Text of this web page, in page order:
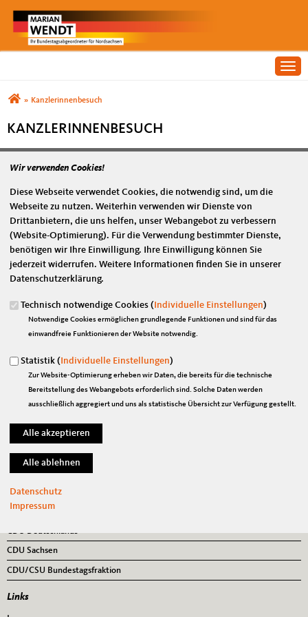
Sie sind hier
» Kanzlerinnenbesuch
KANZLERINNENBESUCH
Originales Bild downloaden
« Zurück zur Galerie
Element 40 von 44
‹ Vorherige|Weiter »
Fußbereich
Anschrift
Platz der Republik 1
11011 Berlin
Im Web
CDU Deutschlands
CDU Sachsen
CDU/CSU Bundestagsfraktion
Links
Wir verwenden Cookies!
Diese Webseite verwendet Cookies, die notwendig sind, um die
Webseite zu nutzen. Weiterhin verwenden wir Dienste von
Drittanbietern, die uns helfen, unser Webangebot zu verbessern
(Website-Optimierung). Für die Verwendung bestimmter Dienste,
benötigen wir Ihre Einwilligung. Ihre Einwilligung können Sie
jederzeit widerrufen. Weitere Informationen finden Sie in unserer
Datenschutzerklärung.
Technisch notwendige Cookies ( Individuelle Einstellungen)
Notwendige Cookies ermöglichen grundlegende Funktionen und sind für das
einwandfreie Funktionieren der Website notwendig.
Statistik ( Individuelle Einstellungen)
Zur Website-Optimierung erheben wir Daten, die bereits für die technische
Bereitstellung des Webangebots erforderlich sind. Solche Daten werden
ausschließlich aggregiert und uns als statistische Übersicht zur Verfügung gestellt.
Datenschutz
Impressum